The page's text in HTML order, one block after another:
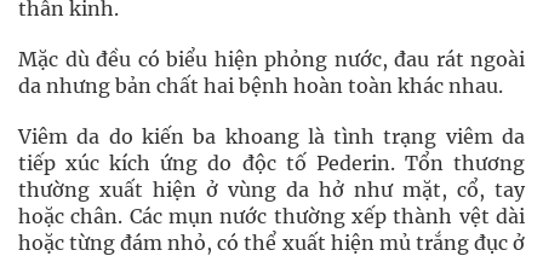
thần kinh.
Mặc dù đều có biểu hiện phỏng nước, đau rát ngoài
da nhưng bản chất hai bệnh hoàn toàn khác nhau.
Viêm da do kiến ba khoang là tình trạng viêm da
tiếp xúc kích ứng do độc tố Pederin. Tổn thương
thường xuất hiện ở vùng da hở như mặt, cổ, tay
hoặc chân. Các mụn nước thường xếp thành vệt dài
hoặc từng đám nhỏ, có thể xuất hiện mủ trắng đục ở